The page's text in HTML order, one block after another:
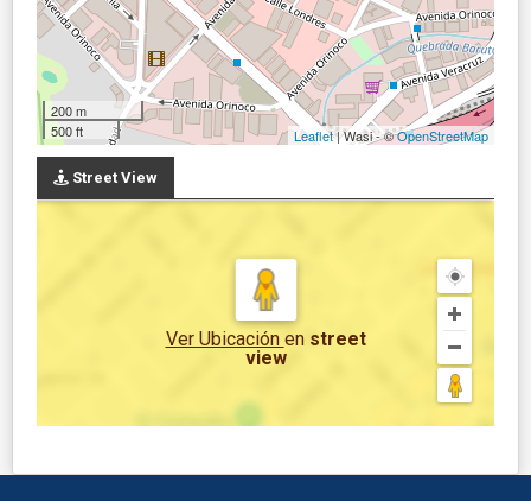
200 m
500 ft
Leaflet| Wasi - ©OpenStreetMap
Street View
Ver Ubicación en street
view